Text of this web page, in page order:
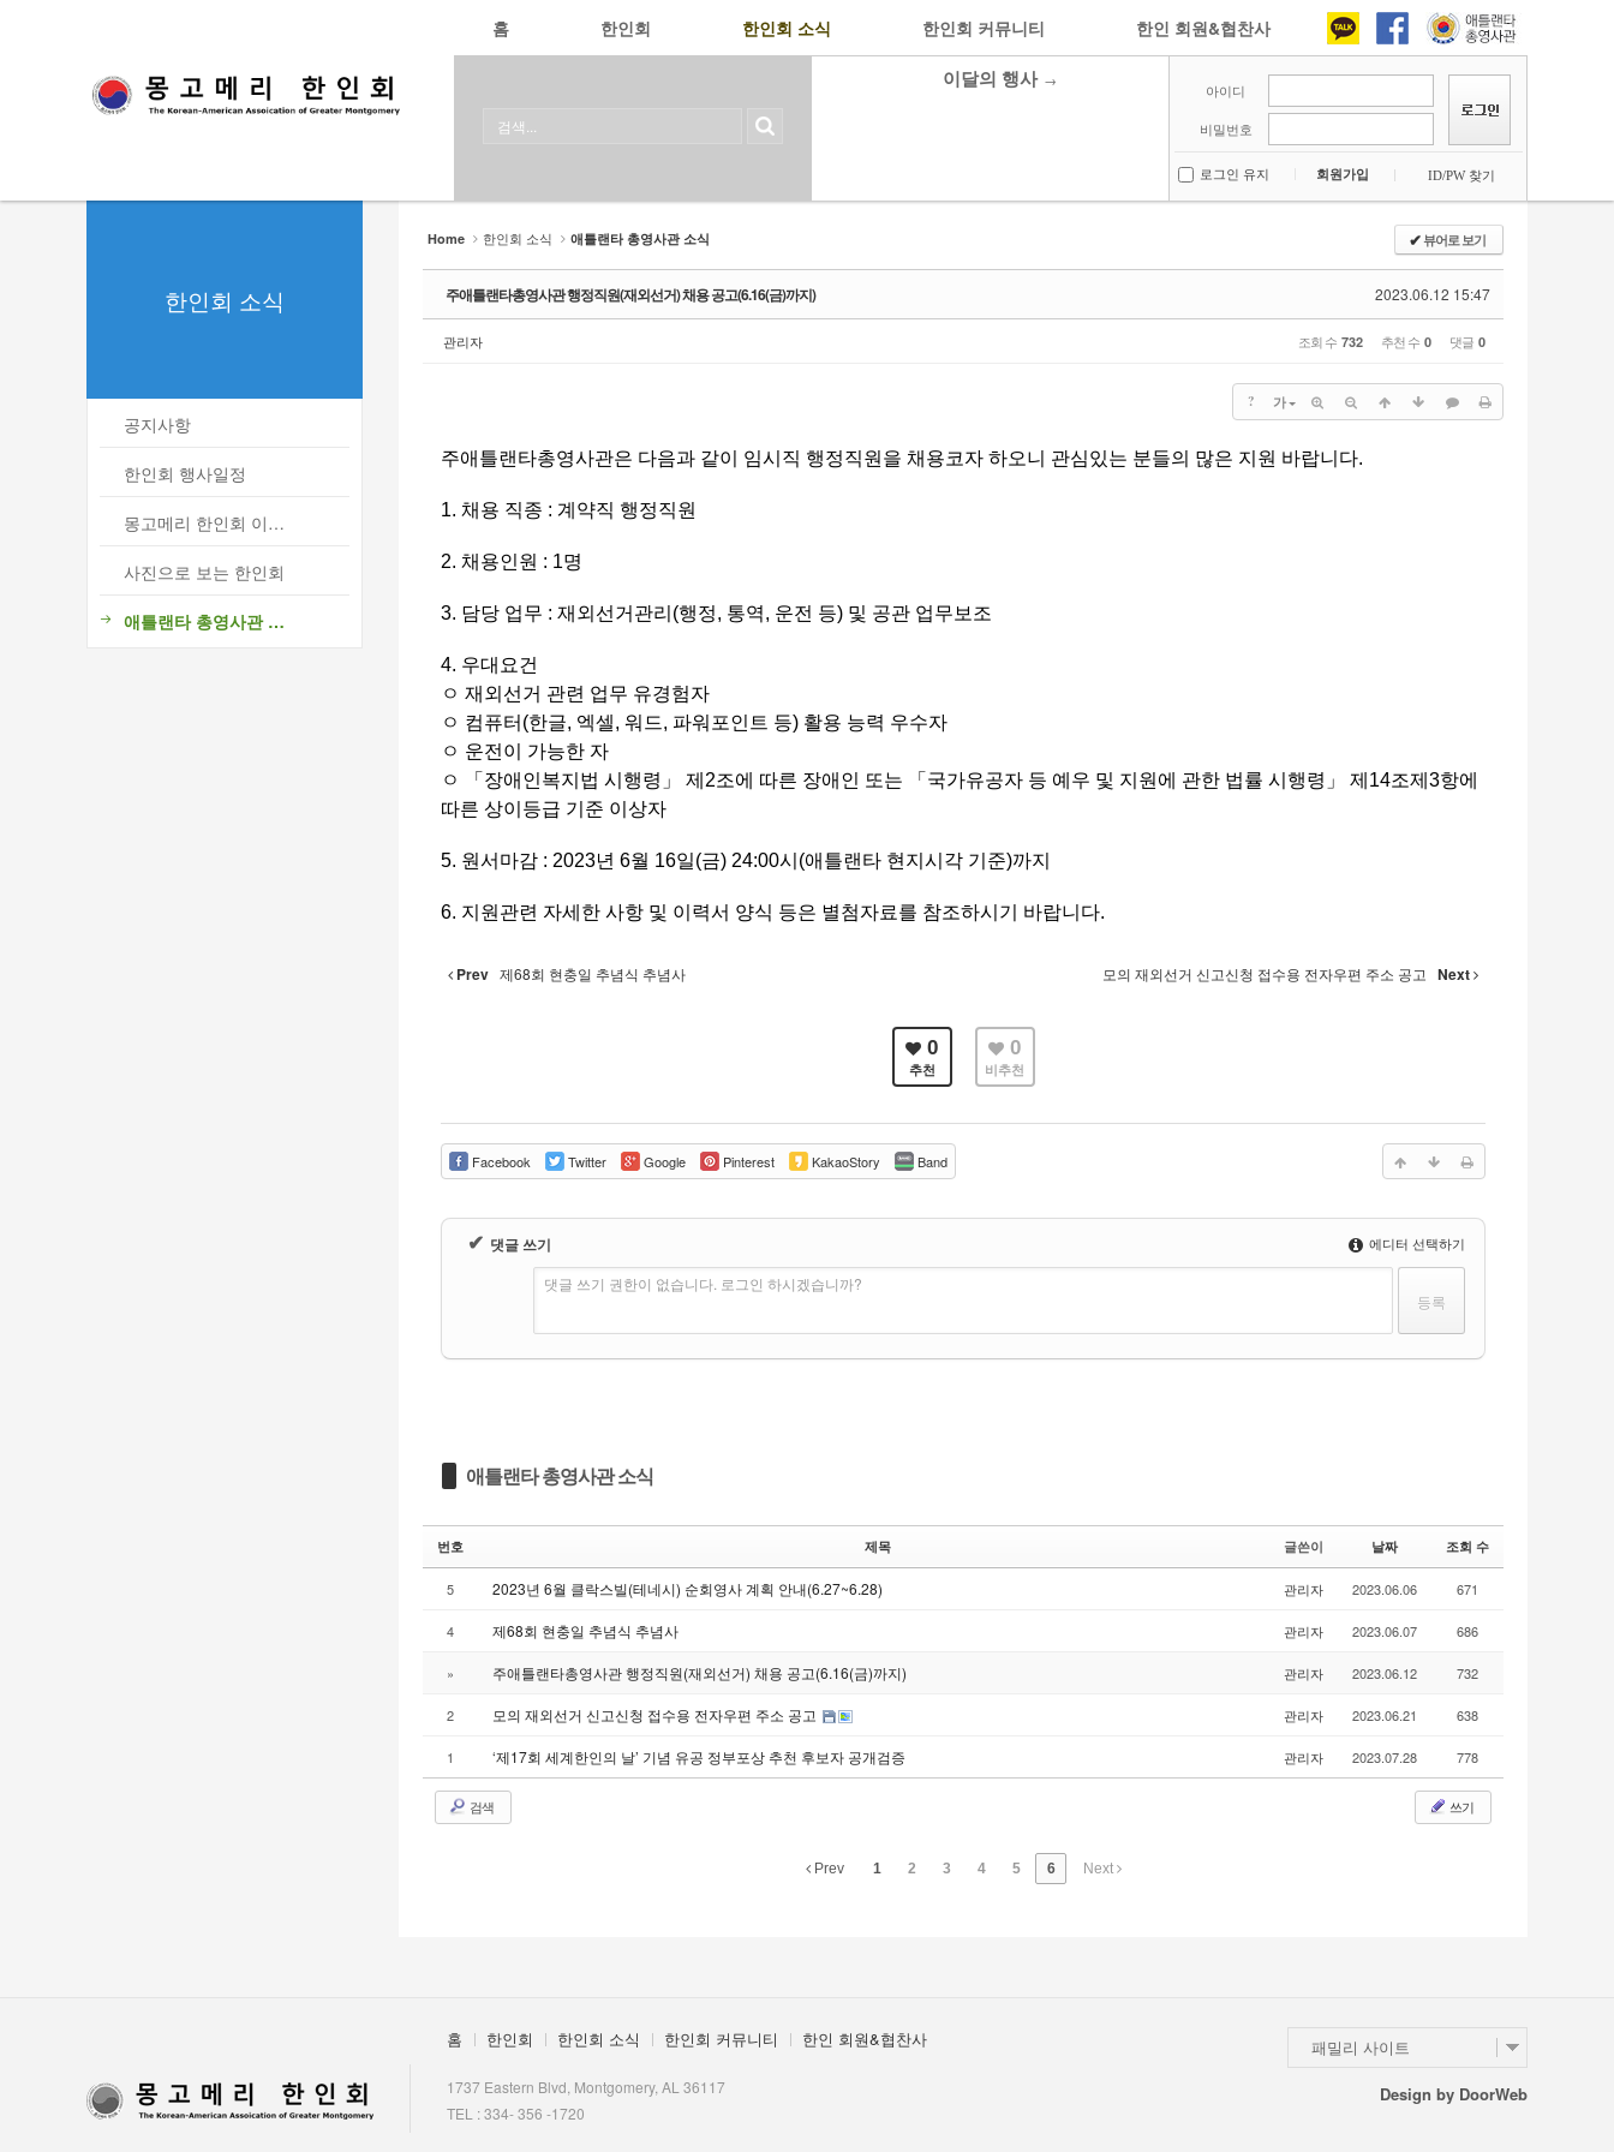
홈 한인회 한인회 소식 한인회 커뮤니티 한인 회원&협찬사
아이디
비밀번호
로그인 유지 회원가입 ID/PW 찾기
이달의 행사 →
한인회 소식
공지사항
한인회 행사일정
몽고메리 한인회 이모저모
사진으로 보는 한인회
애틀랜타 총영사관 소식
Home 한인회 소식 애틀랜타 총영사관 소식 ✔뷰어로 보기
2023.06.12 15:47
주애틀랜타총영사관 행정직원(재외선거) 채용 공고(6.16(금)까지)
관리자 조회 수 732 추천 수 0 댓글 0
? 가
주애틀랜타총영사관은 다음과 같이 임시직 행정직원을 채용코자 하오니 관심있는 분들의 많은 지원 바랍니다.
1. 채용 직종 : 계약직 행정직원
2. 채용인원 : 1명
3. 담당 업무 : 재외선거관리(행정, 통역, 운전 등) 및 공관 업무보조
4. 우대요건
ㅇ 재외선거 관련 업무 유경험자
ㅇ 컴퓨터(한글, 엑셀, 워드, 파워포인트 등) 활용 능력 우수자
ㅇ 운전이 가능한 자
ㅇ 「장애인복지법 시행령」 제2조에 따른 장애인 또는 「국가유공자 등 예우 및 지원에 관한 법률 시행령」 제14조제3항에
따른 상이등급 기준 이상자
5. 원서마감 : 2023년 6월 16일(금) 24:00시(애틀랜타 현지시각 기준)까지
6. 지원관련 자세한 사항 및 이력서 양식 등은 별첨자료를 참조하시기 바랍니다.
Prev 제68회 현충일 추념식 추념사 모의 재외선거 신고신청 접수용 전자우편 주소 공고 Next
0
추천
0
비추천
Facebook Twitter Google Pinterest KakaoStory Band
✔ 댓글 쓰기 에디터 선택하기
댓글 쓰기 권한이 없습니다. 로그인 하시겠습니까?
애틀랜타 총영사관 소식
번호 제목 글쓴이 날짜 조회 수
5 2023년 6월 클락스빌(테네시) 순회영사 계획 안내(6.27~6.28) 관리자 2023.06.06 671
4 제68회 현충일 추념식 추념사 관리자 2023.06.07 686
» 주애틀랜타총영사관 행정직원(재외선거) 채용 공고(6.16(금)까지) 관리자 2023.06.12 732
2 모의 재외선거 신고신청 접수용 전자우편 주소 공고 관리자 2023.06.21 638
1 ‘제17회 세계한인의 날’ 기념 유공 정부포상 추천 후보자 공개검증 관리자 2023.07.28 778
검색 쓰기
Prev 1 2 3 4 5 6 Next
홈 한인회 한인회 소식 한인회 커뮤니티 한인 회원&협찬사
1737 Eastern Blvd, Montgomery, AL 36117
TEL : 334- 356 -1720
패밀리 사이트
Design by DoorWeb
- 애틀랜타 총영사관 소식
한인회 커뮤니티
한인 회원&협찬사
Sketchbook5, 스케치북5
Sketchbook5, 스케치북5